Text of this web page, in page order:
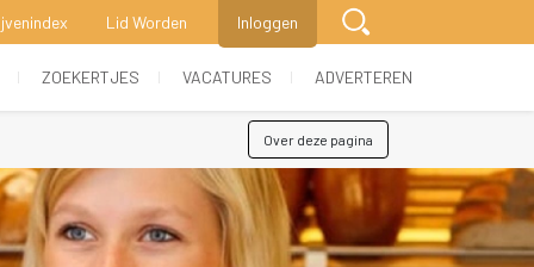
Lid Worden Inloggen
ZOEKERTJES VACATURES ADVERTEREN
Over deze pagina